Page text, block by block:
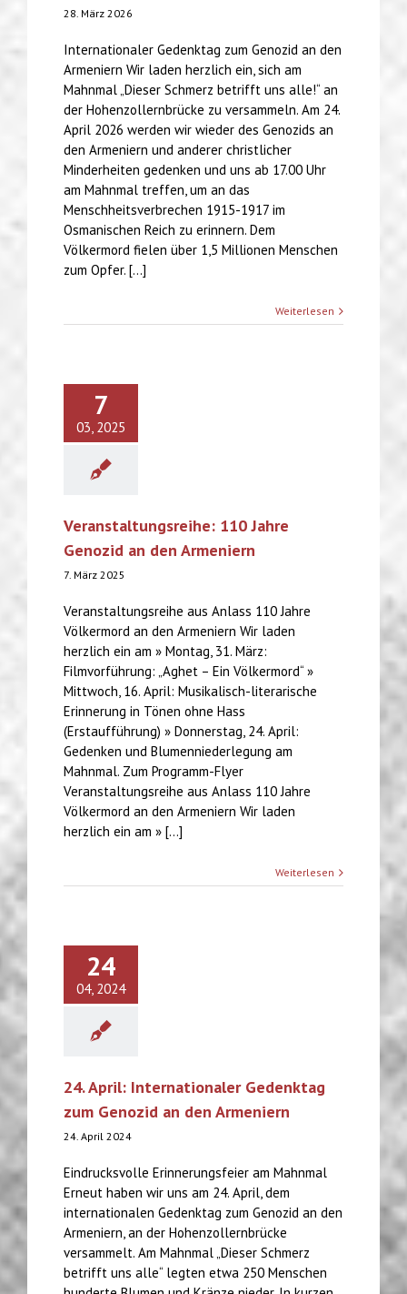
28. März 2026
Internationaler Gedenktag zum Genozid an den
Armeniern Wir laden herzlich ein, sich am
Mahnmal „Dieser Schmerz betrifft uns alle!“ an
der Hohenzollernbrücke zu versammeln. Am 24.
April 2026 werden wir wieder des Genozids an
den Armeniern und anderer christlicher
Minderheiten gedenken und uns ab 17.00 Uhr
am Mahnmal treffen, um an das
Menschheitsverbrechen 1915-1917 im
Osmanischen Reich zu erinnern. Dem
Völkermord fielen über 1,5 Millionen Menschen
zum Opfer. [...]
Weiterlesen
7
03, 2025
Veranstaltungsreihe: 110 Jahre
Genozid an den Armeniern
7. März 2025
Veranstaltungsreihe aus Anlass 110 Jahre
Völkermord an den Armeniern Wir laden
herzlich ein am » Montag, 31. März:
Filmvorführung: „Aghet – Ein Völkermord“ »
Mittwoch, 16. April: Musikalisch-literarische
Erinnerung in Tönen ohne Hass
(Erstaufführung) » Donnerstag, 24. April:
Gedenken und Blumenniederlegung am
Mahnmal. Zum Programm-Flyer
Veranstaltungsreihe aus Anlass 110 Jahre
Völkermord an den Armeniern Wir laden
herzlich ein am » [...]
Weiterlesen
24
04, 2024
24. April: Internationaler Gedenktag
zum Genozid an den Armeniern
24. April 2024
Eindrucksvolle Erinnerungsfeier am Mahnmal
Erneut haben wir uns am 24. April, dem
internationalen Gedenktag zum Genozid an den
Armeniern, an der Hohenzollernbrücke
versammelt. Am Mahnmal „Dieser Schmerz
betrifft uns alle“ legten etwa 250 Menschen